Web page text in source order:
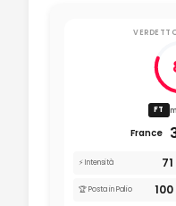
FT
France
⚡ Intensità 71
🏆 Posta in Palio 100